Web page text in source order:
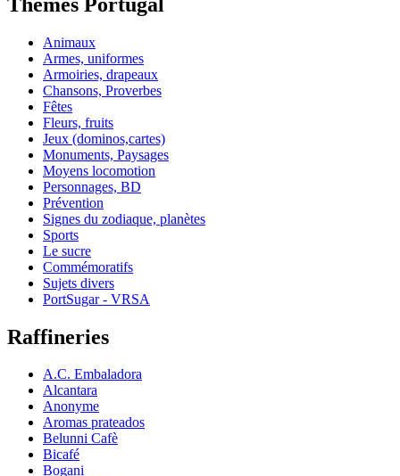
Animaux
Armes, uniformes
Armoiries, drapeaux
Chansons, Proverbes
Fêtes
Fleurs, fruits
Jeux (dominos,cartes)
Monuments, Paysages
Moyens locomotion
Personnages, BD
Prévention
Signes du zodiaque, planètes
Sports
Le sucre
Commémoratifs
Sujets divers
PortSugar - VRSA
Raffineries
A.C. Embaladora
Alcantara
Anonyme
Aromas prateados
Belunni Cafè
Bicafé
Bogani